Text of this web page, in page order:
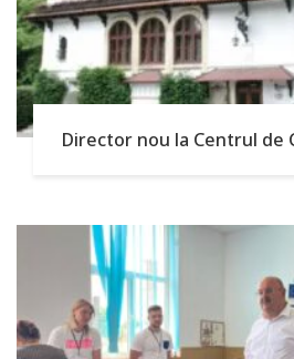
Director nou la Centrul de